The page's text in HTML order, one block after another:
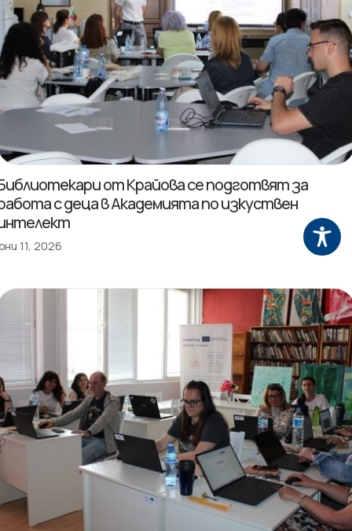
от Крайова се подготвят за
с деца в Академията по изкуствен
11, 2026